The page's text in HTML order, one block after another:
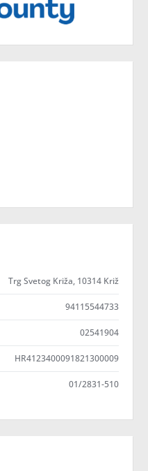
Trg Svetog Križa, 10314 Križ
94115544733
02541904
HR4123400091821300009
01/2831-510